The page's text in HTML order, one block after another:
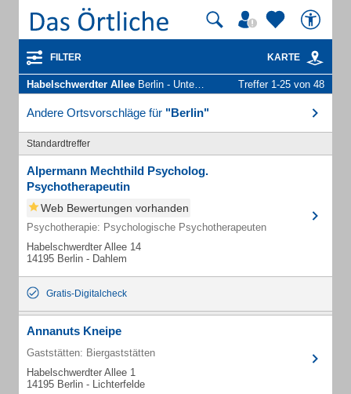
FILTER KARTE
Habelschwerdter Allee Berlin - Unternehmen und Personen Treffer 1-25 von 48
Andere Ortsvorschläge für "Berlin"
Standardtreffer
Alpermann Mechthild Psycholog.
Psychotherapeutin
Web Bewertungen vorhanden
Psychotherapie: Psychologische Psychotherapeuten
Habelschwerdter Allee 14
14195 Berlin - Dahlem
Gratis-Digitalcheck
Annanuts Kneipe
Gaststätten: Biergaststätten
Habelschwerdter Allee 1
14195 Berlin - Lichterfelde